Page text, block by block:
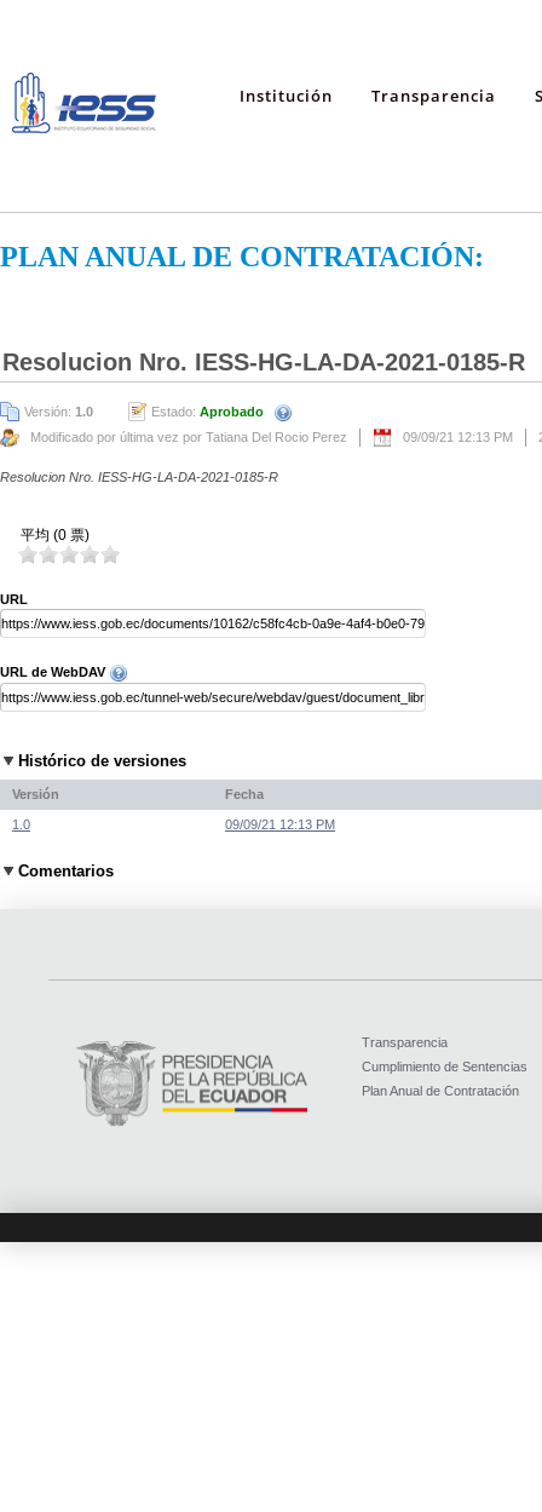
Institución Transparencia
PLAN ANUAL DE CONTRATACIÓN:
Resolucion Nro. IESS-HG-LA-DA-2021-0185-R
Versión: 1.0 Estado: Aprobado
Modificado por última vez por Tatiana Del Rocio Perez
09/09/21 12:13 PM
Resolucion Nro. IESS-HG-LA-DA-2021-0185-R
平均 (0 票)
URL
URL de WebDAV
Histórico de versiones
Versión Fecha
1.0 09/09/21 12:13 PM
Comentarios
Transparencia
Cumplimiento de Sentencias
Plan Anual de Contratación